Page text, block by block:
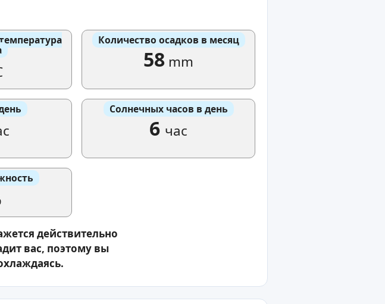
Количество осадков в месяц
58 mm
Солнечных часов в день
6 час
действительно
вас, поэтому вы